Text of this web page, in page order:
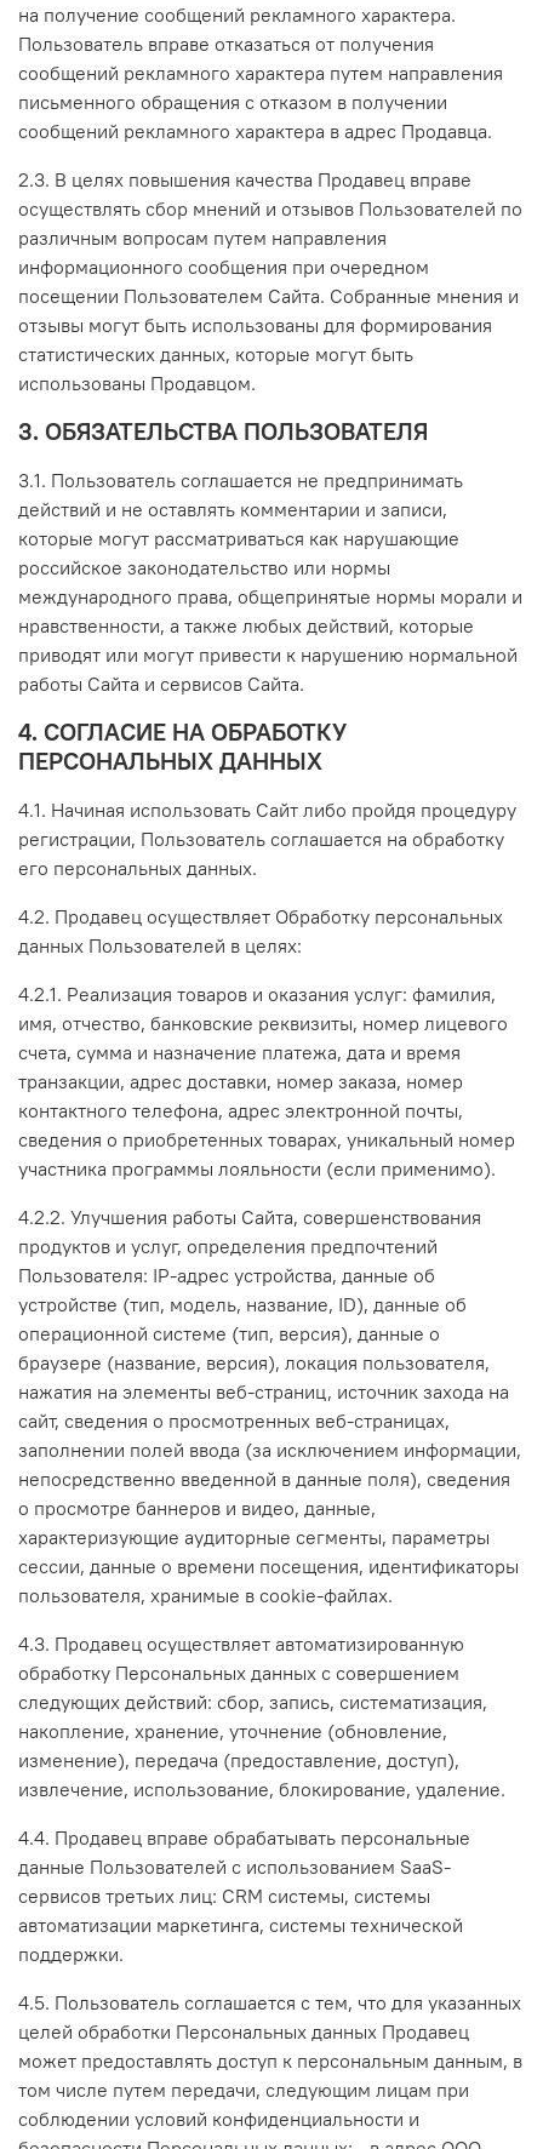
на получение сообщений рекламного характера.
Пользователь вправе отказаться от получения
сообщений рекламного характера путем направления
письменного обращения с отказом в получении
сообщений рекламного характера в адрес Продавца.
2.3. В целях повышения качества Продавец вправе
осуществлять сбор мнений и отзывов Пользователей по
различным вопросам путем направления
информационного сообщения при очередном
посещении Пользователем Сайта. Собранные мнения и
отзывы могут быть использованы для формирования
статистических данных, которые могут быть
использованы Продавцом.
3. ОБЯЗАТЕЛЬСТВА ПОЛЬЗОВАТЕЛЯ
3.1. Пользователь соглашается не предпринимать
действий и не оставлять комментарии и записи,
которые могут рассматриваться как нарушающие
российское законодательство или нормы
международного права, общепринятые нормы морали и
нравственности, а также любых действий, которые
приводят или могут привести к нарушению нормальной
работы Сайта и сервисов Сайта.
4. СОГЛАСИЕ НА ОБРАБОТКУ
ПЕРСОНАЛЬНЫХ ДАННЫХ
4.1. Начиная использовать Сайт либо пройдя процедуру
регистрации, Пользователь соглашается на обработку
его персональных данных.
4.2. Продавец осуществляет Обработку персональных
данных Пользователей в целях:
4.2.1. Реализация товаров и оказания услуг: фамилия,
имя, отчество, банковские реквизиты, номер лицевого
счета, сумма и назначение платежа, дата и время
транзакции, адрес доставки, номер заказа, номер
контактного телефона, адрес электронной почты,
сведения о приобретенных товарах, уникальный номер
участника программы лояльности (если применимо).
4.2.2. Улучшения работы Сайта, совершенствования
продуктов и услуг, определения предпочтений
Пользователя: IP-адрес устройства, данные об
устройстве (тип, модель, название, ID), данные об
операционной системе (тип, версия), данные о
браузере (название, версия), локация пользователя,
нажатия на элементы веб-страниц, источник захода на
сайт, сведения о просмотренных веб-страницах,
заполнении полей ввода (за исключением информации,
непосредственно введенной в данные поля), сведения
о просмотре баннеров и видео, данные,
характеризующие аудиторные сегменты, параметры
сессии, данные о времени посещения, идентификаторы
пользователя, хранимые в cookie-файлах.
4.3. Продавец осуществляет автоматизированную
обработку Персональных данных с совершением
следующих действий: сбор, запись, систематизация,
накопление, хранение, уточнение (обновление,
изменение), передача (предоставление, доступ),
извлечение, использование, блокирование, удаление.
4.4. Продавец вправе обрабатывать персональные
данные Пользователей с использованием SaaS-
сервисов третьих лиц: CRM системы, системы
автоматизации маркетинга, системы технической
поддержки.
4.5. Пользователь соглашается с тем, что для указанных
целей обработки Персональных данных Продавец
может предоставлять доступ к персональным данным, в
том числе путем передачи, следующим лицам при
соблюдении условий конфиденциальности и